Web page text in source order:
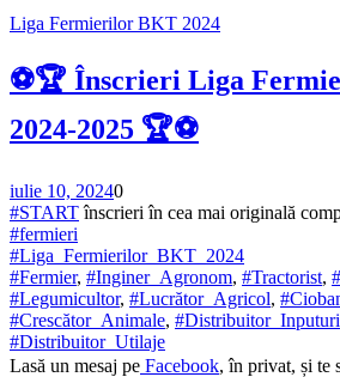
Liga Fermierilor BKT 2024
⚽🏆 Înscrieri Liga
2024-2025 🏆⚽
iulie 10, 20240
#STARTînscrieri în cea mai originală
#fermieri
#Liga_Fermierilor_BKT_2024
#Fermier, #Inginer_Agronom, #Tractorist,
#Legumicultor, #Lucrător_Agricol,
#Crescător_Animale, #Distribuitor_Inputuri
#Distribuitor_Utilaje
Lasă un mesaj pe Facebook, în privat, și te